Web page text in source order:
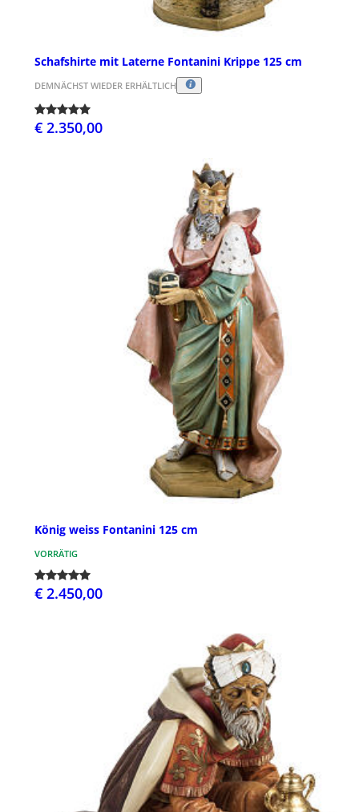
Schafshirte mit Laterne Fontanini Krippe 125 cm
DEMNÄCHST WIEDER ERHÄLTLICH
€ 2.350,00
König weiss Fontanini 125 cm
VORRÄTIG
€ 2.450,00